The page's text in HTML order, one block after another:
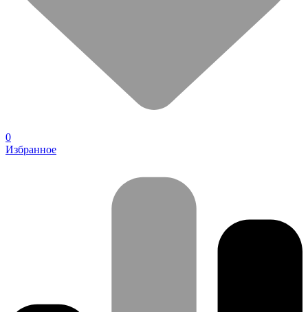
0
Избранное